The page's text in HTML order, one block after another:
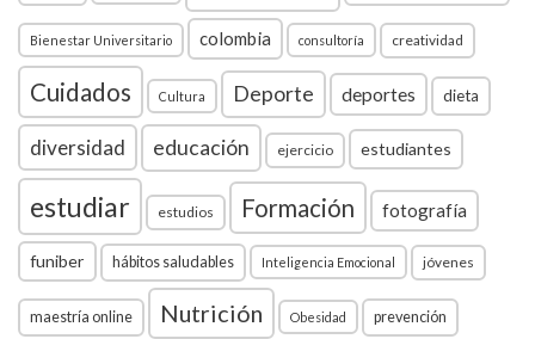
Bienestar Universitario colombia consultoría creatividad
Cuidados Cultura Deporte deportes dieta
diversidad educación ejercicio estudiantes
estudiar estudios Formación fotografía
funiber hábitos saludables Inteligencia Emocional jóvenes
maestría online Nutrición Obesidad prevención